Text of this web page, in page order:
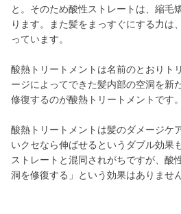
と。そのため酸性ストレートは、縮毛
ります。また髪をまっすぐにする力は
っています。
酸熱トリートメントは名前のとおりト
ージによってできた髪内部の空洞を新
修復するのが酸熱トリートメントです。
酸熱トリートメントは髪のダメージケ
いクセなら伸ばせるというダブル効果
ストレートと混同されがちですが、酸
洞を修復する」という効果はありません